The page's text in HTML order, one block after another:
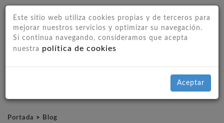
Este sitio web utiliza cookies propias y de terceros para
mejorar nuestros servicios y optimizar su navegación.
Si continua navegando, consideramos que acepta
nuestra política de cookies
Aceptar
Portada > Blog